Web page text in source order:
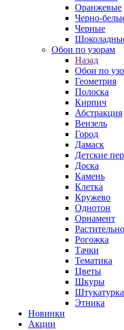
Оранжевые
Черно-
Черные
Обои по узорам
Назад
Обои по
Геометрия
Полоска
Кирпич
Абстракция
Вензель
Город
Дамаск
Детские
Доска
Камень
Клетка
Кружево
Однотон
Орнамент
Рогожка
Тачки
Тематика
Цветы
Шкуры
Штукатурка
Этника
Новинки
Акции